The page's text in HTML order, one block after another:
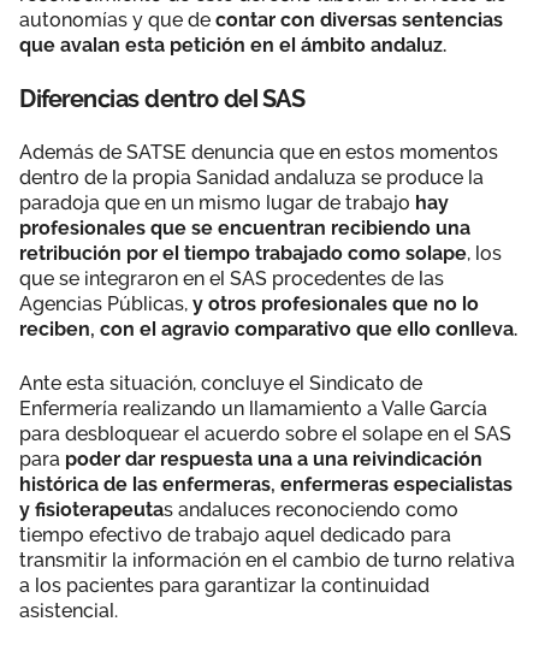
autonomías y que de contar con diversas sentencias
que avalan esta petición en el ámbito andaluz.
Diferencias dentro del SAS
Además de SATSE denuncia que en estos momentos
dentro de la propia Sanidad andaluza se produce la
paradoja que en un mismo lugar de trabajo hay
profesionales que se encuentran recibiendo una
retribución por el tiempo trabajado como solape, los
que se integraron en el SAS procedentes de las
Agencias Públicas, y otros profesionales que no lo
reciben, con el agravio comparativo que ello conlleva.
Ante esta situación, concluye el Sindicato de
Enfermería realizando un llamamiento a Valle García
para desbloquear el acuerdo sobre el solape en el SAS
para poder dar respuesta una a una reivindicación
histórica de las enfermeras, enfermeras especialistas
y fisioterapeutas andaluces reconociendo como
tiempo efectivo de trabajo aquel dedicado para
transmitir la información en el cambio de turno relativa
a los pacientes para garantizar la continuidad
asistencial.